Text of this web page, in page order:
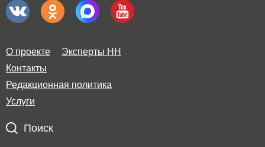
О проекте
Эксперты НН
Контакты
Редакционная политика
Услуги
Поиск